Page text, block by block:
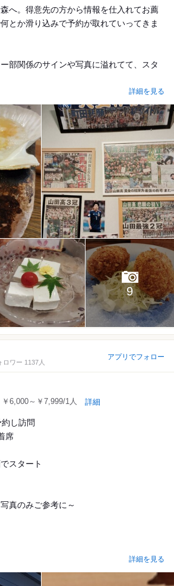
へ。得意先の方から情報を仕入れてお薦
とか滑り込みで予約が取れていってきま
部関係のサインや写真に溢れてて、スタ
詳細を見る
9
ロワー 1137人
アプリでフォロー
￥6,000～￥7,999/1人 詳細
し訪問
席
スタート
真のみご参考に～
詳細を見る